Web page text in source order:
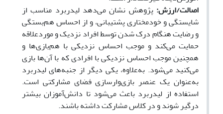
اصالت/ارزش: پژوهش نشان می‌دهد لیدربرد مناسب از
شایستگی و خودمختاری پشتیبانی، و از احساس هم‌بستگی
و رضایت هنگام درک شدن توسط افراد نزدیک و موردعلاقه
حمایت می‌کند و موجب احساس نزدیکی با هم‌‌بازی‌‌ها و
همچنین موجب احساس نزدیکی با افرادی که با آن‌ها بازی
می‌کنید می‌شود. به‌علاوه، یکی دیگر از جنبه‌های لیدربرد
به‌عنوان یک عنصر بازی‌‌وارسازی فضای مشارکتی است.
استفاده از لیدربرد باعث می‌‌شود تا دانش‌آموزان بیشتر
درگیر شوند و در کلاس مشارکت داشته باشند.